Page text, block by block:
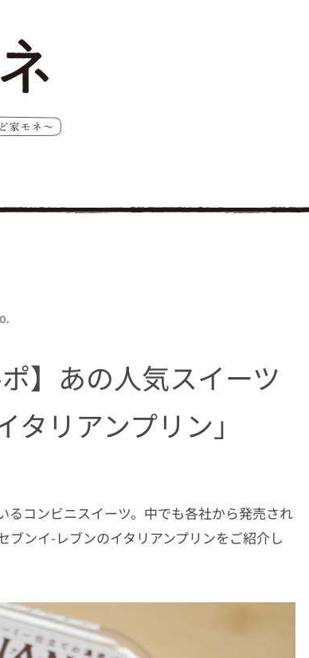
】あの人気スイーツ
リアンプリン」
コンビニスイーツ。中でも各社から発売され
ンイ-レブンのイタリアンプリンをご紹介し